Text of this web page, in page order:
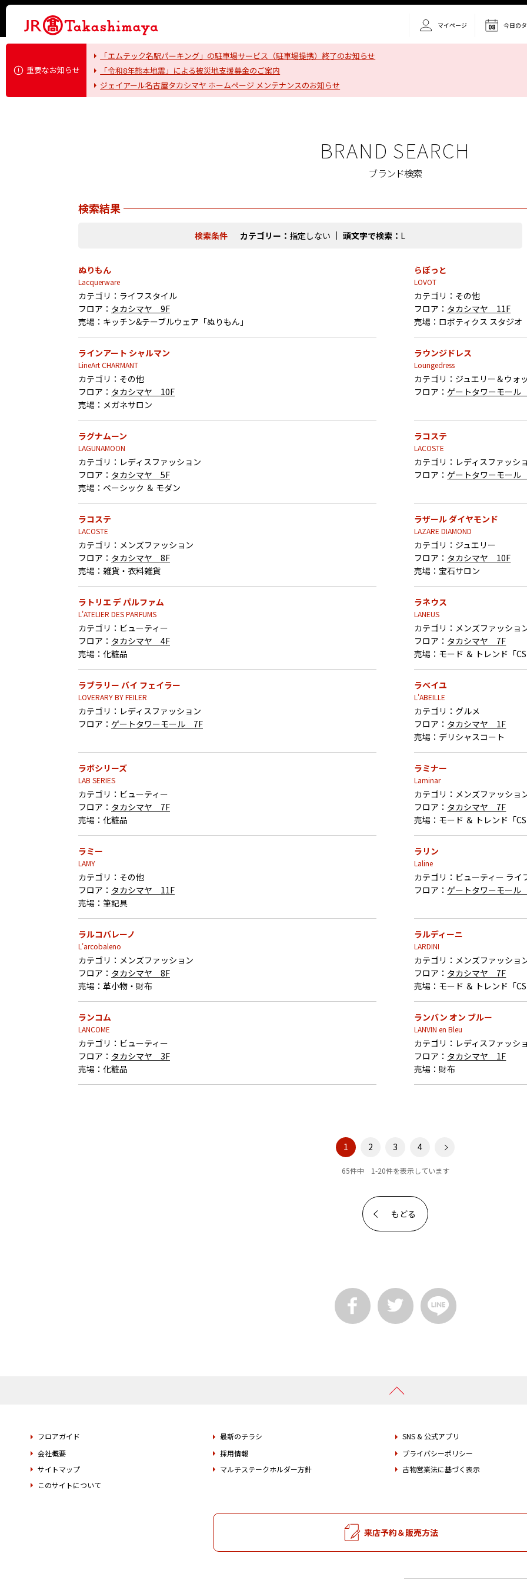
マイページ 08 今日の
重要なお知らせ
「エムテック名駅パーキング」の駐車場サービス（駐車場提携）終了のお知らせ
「令和8年熊本地震」による被災地支援募金のご案内
ジェイアール名古屋タカシマヤ ホームページ メンテナンスのお知らせ
BRAND SEARCH
ブランド検索
検索結果
検索条件 カテゴリー： 指定しない 頭文字で検索： L
ぬりもん
Lacquerware
カテゴリ： ライフスタイル
フロア： タカシマヤ 9F
売場： キッチン&テーブルウェア「ぬりもん」
らぼっと
LOVOT
カテゴリ： その他
フロア： タカシマヤ 11F
売場： ロボティクス スタジオ
ラインアート シャルマン
LineArt CHARMANT
カテゴリ： その他
フロア： タカシマヤ 10F
売場： メガネサロン
ラウンジドレス
Loungedress
カテゴリ： ジュエリー＆ウォ
フロア： ゲートタワーモー
ラグナムーン
LAGUNAMOON
カテゴリ： レディスファッション
フロア： タカシマヤ 5F
売場： ベーシック ＆ モダン
ラコステ
LACOSTE
カテゴリ： レディスファッシ
フロア： ゲートタワーモー
ラコステ
LACOSTE
カテゴリ： メンズファッション
フロア： タカシマヤ 8F
売場： 雑貨・衣料雑貨
ラザール ダイヤモンド
LAZARE DIAMOND
カテゴリ： ジュエリー
フロア： タカシマヤ 10F
売場：宝石サロン
ラトリエ デ パルファム
L'ATELIER DES PARFUMS
カテゴリ： ビューティー
フロア： タカシマヤ 4F
売場： 化粧品
ラネウス
LANEUS
カテゴリ： メンズファッショ
フロア： タカシマヤ 7F
売場： モード ＆ トレンド「
ラブラリー バイ フェイラー
LOVERARY BY FEILER
カテゴリ： レディスファッション
フロア： ゲートタワーモール 7F
ラベイユ
L'ABEILLE
カテゴリ： グルメ
フロア： タカシマヤ 1F
売場： デリシャスコート
ラボシリーズ
LAB SERIES
カテゴリ： ビューティー
フロア： タカシマヤ 7F
売場： 化粧品
ラミナー
Laminar
カテゴリ： メンズファッショ
フロア： タカシマヤ 7F
売場： モード ＆ トレンド「
ラミー
LAMY
カテゴリ： その他
フロア： タカシマヤ 11F
売場： 筆記具
ラリン
Laline
カテゴリ： ビューティー ライ
フロア： ゲートタワーモー
ラルコバレーノ
L'arcobaleno
カテゴリ： メンズファッション
フロア： タカシマヤ 8F
売場： 革小物・財布
ラルディーニ
LARDINI
カテゴリ： メンズファッショ
フロア： タカシマヤ 7F
売場： モード ＆ トレンド「
ランコム
LANCOME
カテゴリ： ビューティー
フロア： タカシマヤ 3F
売場： 化粧品
ランバン オン ブルー
LANVIN en Bleu
カテゴリ： レディスファッシ
フロア： タカシマヤ 1F
売場： 財布
1 2 3 4
65件中 1-20件を表示しています
もどる
フロアガイド 最新のチラシ SNS & 公式アプリ
会社概要
採用情報 プライバシーポリシー
サイトマップ
マルチステークホルダー方針 古物営業法に基づく表示
このサイトについて
来店予約＆販売方法